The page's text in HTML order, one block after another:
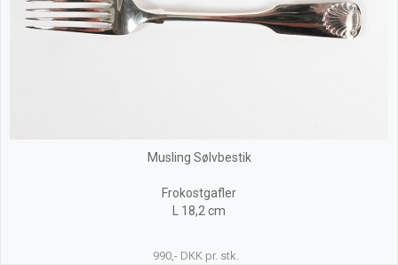
Musling Sølvbestik
Frokostgafler
L 18,2 cm
990,- DKK pr. stk.